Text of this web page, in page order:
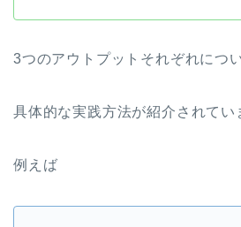
3つのアウトプットそれぞれにつ
具体的な実践方法が紹介されてい
例えば